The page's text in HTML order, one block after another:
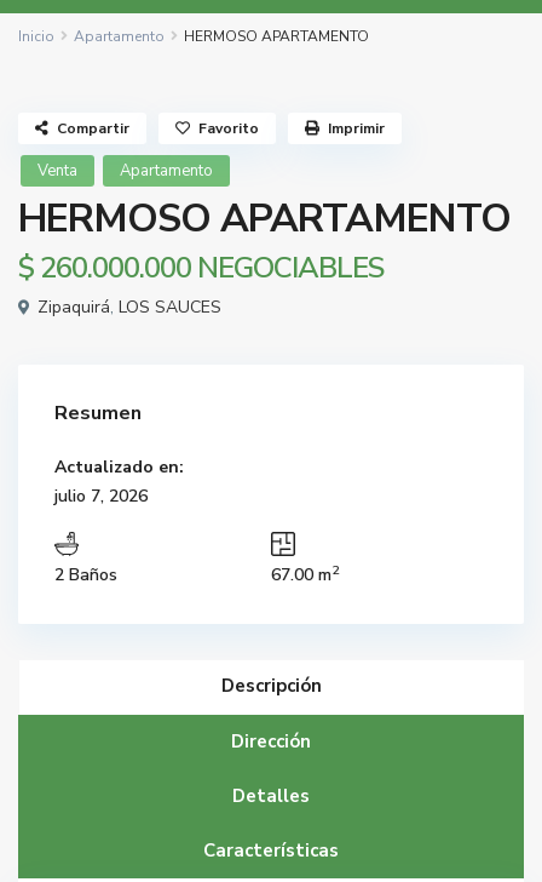
Inicio Apartamento HERMOSO APARTAMENTO
Venta Apartamento
HERMOSO APARTAMENTO
$ 260.000.000 NEGOCIABLES
Zipaquirá, LOS SAUCES
Compartir Favorito Imprimir
Resumen
Actualizado en:
julio 7, 2026
2 Baños 67.00 m2
Descripción
Dirección
Detalles
Características